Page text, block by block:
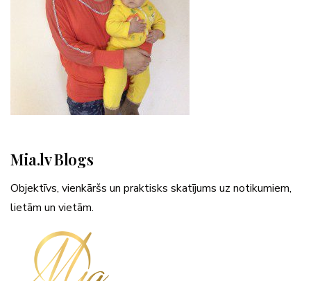
Mia.lv Blogs
Objektīvs, vienkāršs un praktisks skatījums uz notikumiem,
lietām un vietām.